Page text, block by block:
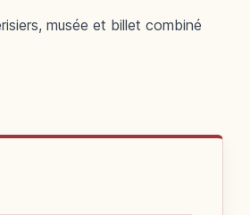
musée et billet combiné